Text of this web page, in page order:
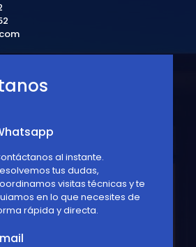
al instante.
tus dudas,
visitas técnicas y te
en lo que necesites de
rápida y directa.